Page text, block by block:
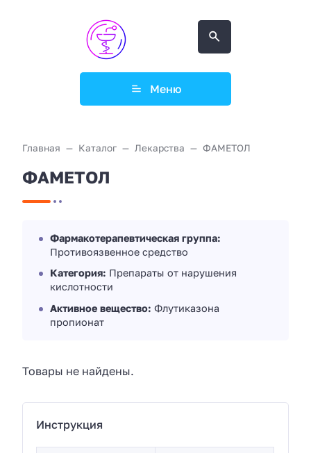
Меню
Главная Каталог Лекарства ФАМЕТОЛ
ФАМЕТОЛ
Фармакотерапевтическая группа:
Противоязвенное средство
Категория: Препараты от нарушения
кислотности
Активное вещество: Флутиказона
пропионат
Товары не найдены.
Инструкция